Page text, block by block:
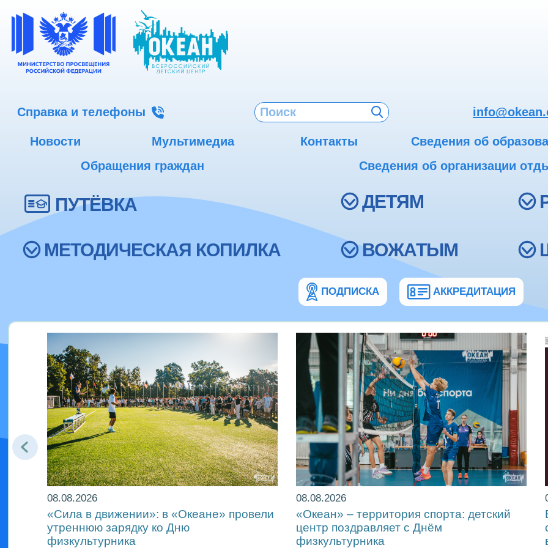
Справка и телефоны
Новости Мультимедиа Контакты Сведения об
Обращения граждан
Сведения об организации
ПУТЁВКА ДЕТЯМ
МЕТОДИЧЕСКАЯ КОПИЛКА ВОЖАТЫМ
ПОДПИСКА АККРЕДИТАЦИЯ
08.08.2026
«Сила в движении»: в «Океане» провели
утреннюю зарядку ко Дню
физкультурника
08.08.2026
«Океан» – территория спорта: детский
центр поздравляет с Днём
физкультурника